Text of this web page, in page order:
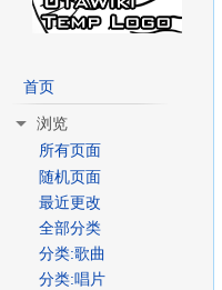
首页
浏览
所有页面
随机页面
最近更改
全部分类
分类:歌曲
分类:唱片